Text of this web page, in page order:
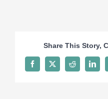
Share This Story,
Facebook
X Reddit